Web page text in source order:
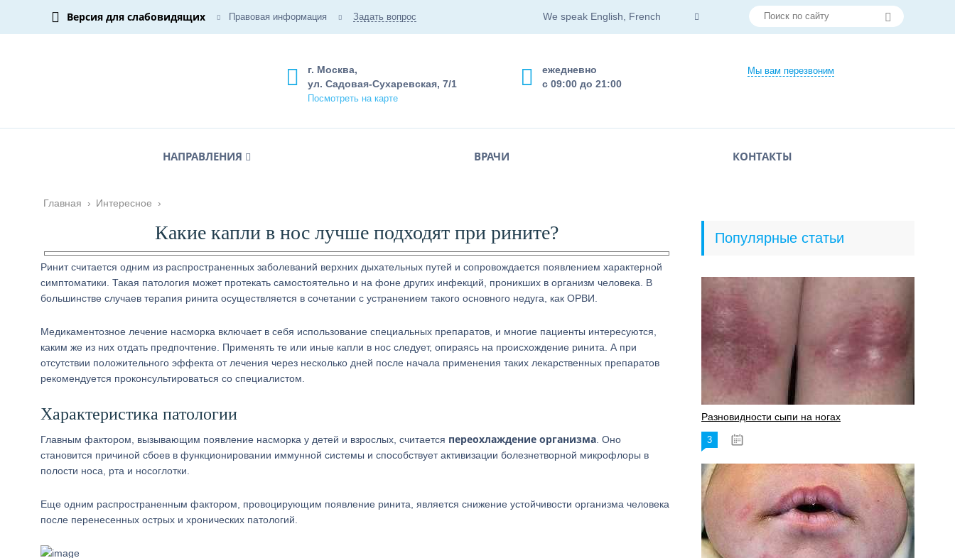
Версия для слабовидящих Правовая информация Задать вопрос We speak English, French
Мы вам перезвоним
ежедневно
с 09:00 до 21:00
г. Москва,
ул. Садовая-Сухаревская, 7/1
Посмотреть на карте
НАПРАВЛЕНИЯ ВРАЧИ КОНТАКТЫ
Главная › Интересное ›
Какие капли в нос лучше подходят при рините?
Ринит считается одним из распространенных заболеваний верхних дыхательных путей и сопровождается появлением характерной
симптоматики. Такая патология может протекать самостоятельно и на фоне других инфекций, проникших в организм человека. В
большинстве случаев терапия ринита осуществляется в сочетании с устранением такого основного недуга, как ОРВИ.
Медикаментозное лечение насморка включает в себя использование специальных препаратов, и многие пациенты интересуются,
каким же из них отдать предпочтение. Применять те или иные капли в нос следует, опираясь на происхождение ринита. А при
отсутствии положительного эффекта от лечения через несколько дней после начала применения таких лекарственных препаратов
рекомендуется проконсультироваться со специалистом.
Характеристика патологии
Главным фактором, вызывающим появление насморка у детей и взрослых, считается переохлаждение организма . Оно
становится причиной сбоев в функционировании иммунной системы и способствует активизации болезнетворной микрофлоры в
полости носа, рта и носоглотки.
Еще одним распространенным фактором, провоцирующим появление ринита, является снижение устойчивости организма человека
после перенесенных острых и хронических патологий.
Популярные статьи
Разновидности сыпи на ногах
3